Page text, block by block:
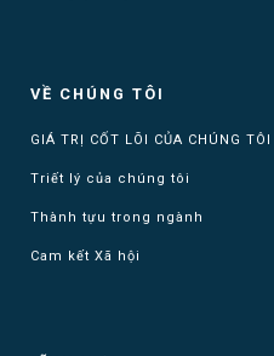
VỀ CHÚNG TÔI
GIÁ TRỊ CỐT LÕI CỦA CHÚNG TÔI
Triết lý của chúng tôi
Thành tựu trong ngành
Cam kết Xã hội